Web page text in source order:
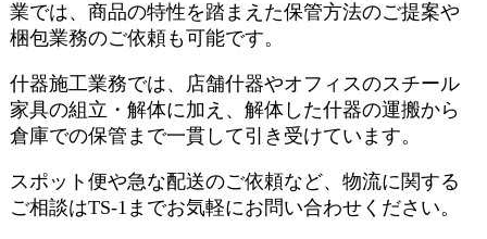
業では、商品の特性を踏まえた保管方法のご提案や
梱包業務のご依頼も可能です。
什器施工業務では、店舗什器やオフィスのスチール
家具の組立・解体に加え、解体した什器の運搬から
倉庫での保管まで一貫して引き受けています。
スポット便や急な配送のご依頼など、物流に関する
ご相談はTS-1までお気軽にお問い合わせください。